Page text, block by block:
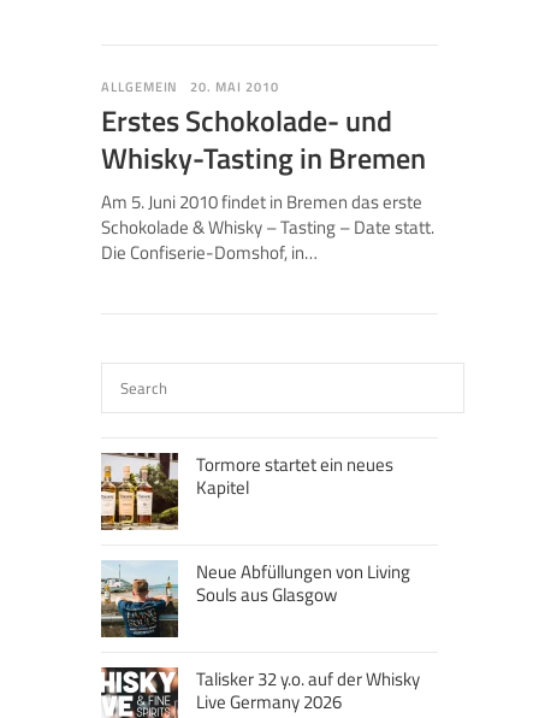
ALLGEMEIN 20. MAI 2010
Erstes Schokolade- und
Whisky-Tasting in Bremen
Am 5. Juni 2010 findet in Bremen das erste
Schokolade & Whisky – Tasting – Date statt.
Die Confiserie-Domshof, in…
Tormore startet ein neues
Kapitel
Neue Abfüllungen von Living
Souls aus Glasgow
Talisker 32 y.o. auf der Whisky
Live Germany 2026